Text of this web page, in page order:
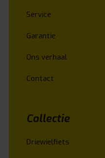
Service
Garantie
Ons verhaal
Contact
Collectie
Driewielfiets